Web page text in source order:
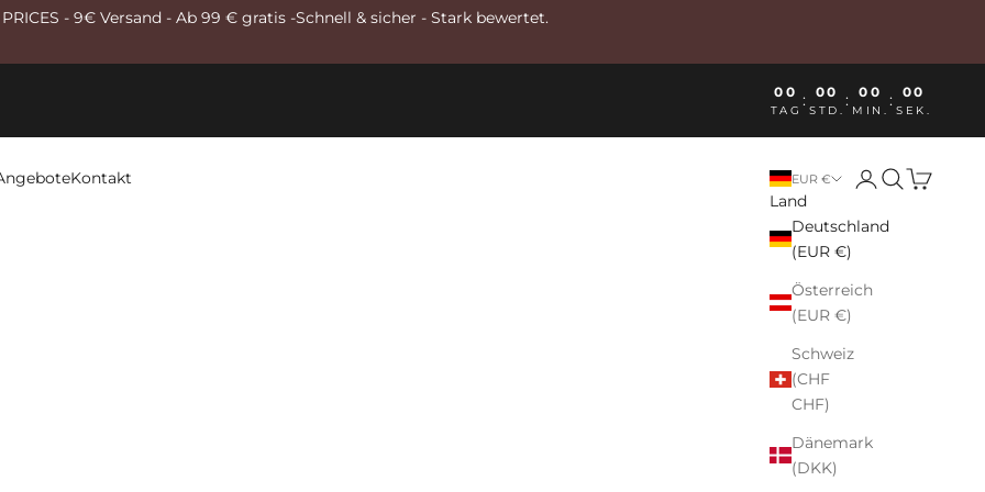
PRICES - 9€ Versand - Ab 99 € gratis -Schnell & sicher - Stark bewertet.
00
TAG
: 00
STD.
: 00
MIN.
: 00
SEK.
Kontakt EUR €
Land
Deutschland
(EUR €)
Österreich
(EUR €)
Schweiz
(CHF
CHF)
Dänemark
(DKK)
Anmelden
Suchen